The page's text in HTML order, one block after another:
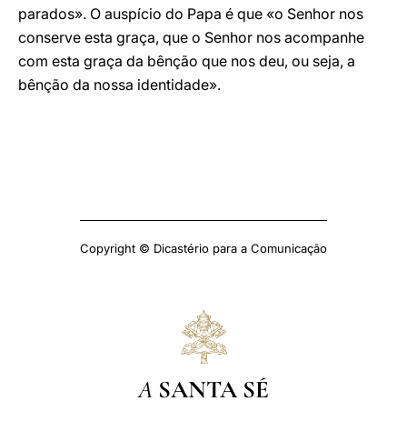
parados». O auspício do Papa é que «o Senhor nos
conserve esta graça, que o Senhor nos acompanhe
com esta graça da bênção que nos deu, ou seja, a
bênção da nossa identidade».
Copyright © Dicastério para a Comunicação
A SANTA SÉ